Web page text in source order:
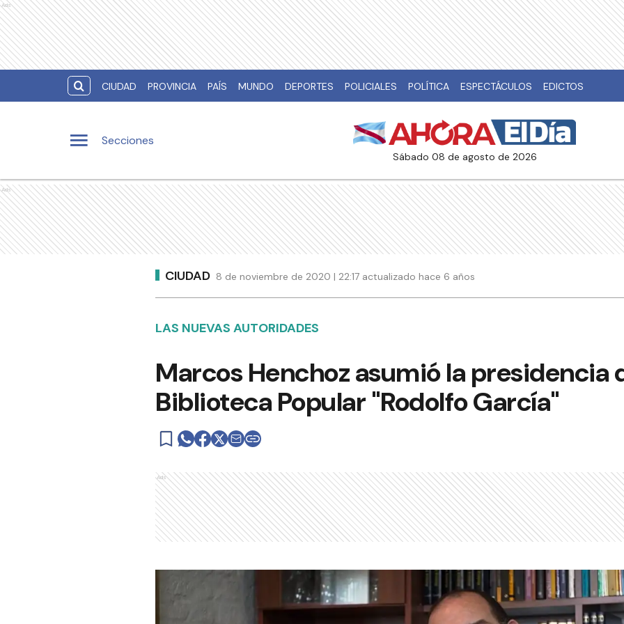
Ads
CIUDAD PROVINCIA PAÍS MUNDO DEPORTES POLICIALES POLÍTICA ESPECTÁCULOS EDICTOS
Secciones
sábado 08 de agosto de 2026
Ads
CIUDAD 8 de noviembre de 2020 | 22:17 actualizado hace 6 años
LAS NUEVAS AUTORIDADES
Marcos Henchoz asumió la presidencia
Biblioteca Popular "Rodolfo García"
Ads